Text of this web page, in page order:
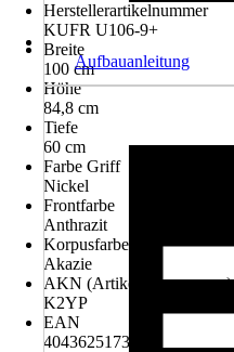
Herstellerartikelnummer
KUFR U106-9+
Breite
100 cm
Höhe
84,8 cm
Tiefe
60 cm
Farbe Griff
Nickel
Frontfarbe
Anthrazit
Korpusfarbe
Akazie
AKN (Artikelkurznummer)
K2YP
EAN
4043625173021
Aufbauanleitung